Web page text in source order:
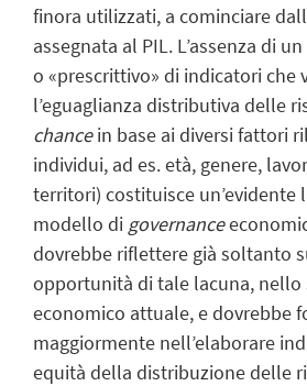
finora utilizzati, a cominciare
assegnata al PIL. L’assenza di
o «prescrittivo» di indicatori che
l’eguaglianza distributiva delle
chancein base ai diversi fattori
individui, ad es. età, genere,
territori) costituisce un’evidente
modello di governance
dovrebbe riflettere già soltanto
opportunità di tale lacuna, nello
economico attuale, e dovrebbe
maggiormente nell’elaborare
equità della distribuzione delle